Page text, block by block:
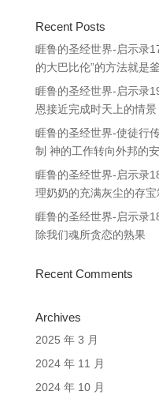
Recent Posts
睚鲁的圣经世界-启示录
的大巴比伦”的方法就是
睚鲁的圣经世界-启示录
恩接近完成时天上的情景
睚鲁的圣经世界-使徒行
制 神的工作转向外邦的
睚鲁的圣经世界-启示录
理奶奶的充满灰尘的存宝
睚鲁的圣经世界-启示录
除我们魂所贪恋的熟果
Recent Comments
Archives
2025 年 3 月
2024 年 11 月
2024 年 10 月